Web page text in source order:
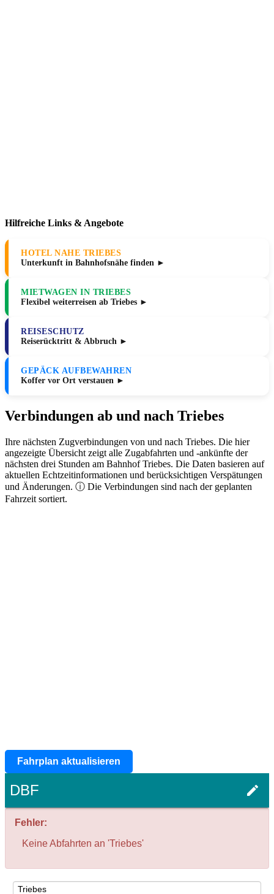
Hilfreiche Links & Angebote
HOTEL NAHE TRIEBES
Unterkunft in Bahnhofsnähe finden ►
MIETWAGEN IN TRIEBES
Flexibel weiterreisen ab Triebes ►
REISESCHUTZ
Reiserücktritt & Abbruch ►
GEPÄCK AUFBEWAHREN
Koffer vor Ort verstauen ►
Verbindungen ab und nach Triebes
Ihre nächsten Zugverbindungen von und nach Triebes. Die hier
angezeigte Übersicht zeigt alle Zugabfahrten und -ankünfte der
nächsten drei Stunden am Bahnhof Triebes. Die Daten basieren auf
aktuellen Echtzeitinformationen und berücksichtigen Verspätungen
und Änderungen. ⓘ Die Verbindungen sind nach der geplanten
Fahrzeit sortiert.
Fahrplan aktualisieren